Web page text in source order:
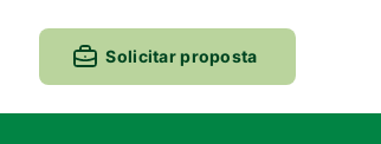
Solicitar proposta